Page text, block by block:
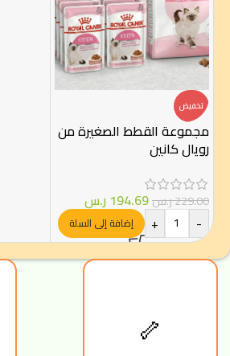
تخفيض
مجموعة القطط الصغيرة من
رويال كانين
229.00ر.س194.69 ر.س
-
+ إضافة إلى السلة
🦴